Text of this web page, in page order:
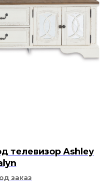
телевизор Ashley
заказ